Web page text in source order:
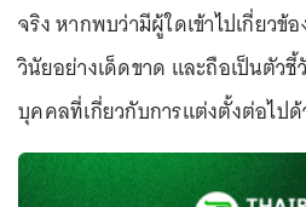
จริง หากพบว่ามีผู้ใดเข้าไปเกี่ยวข้
วินัยอย่างเด็ดขาด และถือเป็นตัว
บุคคลที่เกี่ยวกับการแต่งตั้งต่อไป